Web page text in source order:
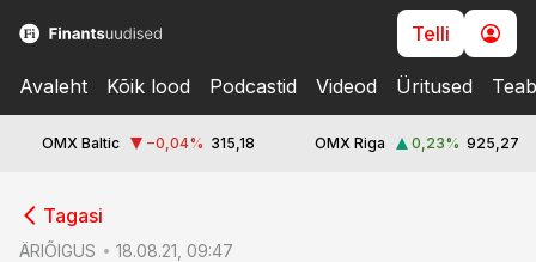
Telli
Avaleht Kõik lood Podcastid Videod Üritused
OMX Baltic −0,04% 315,18 OMX Riga 0,23% 925,27
Tagasi
ÄRIÕIGUS 18.08.21, 09:47